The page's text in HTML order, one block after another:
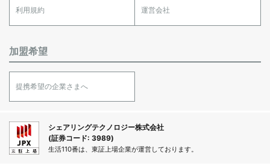
利用規約 運営会社
加盟希望
提携希望の企業さまへ
シェアリングテクノロジー株式会社
(証券コード: 3989)
生活110番は、東証上場企業が運営しております。